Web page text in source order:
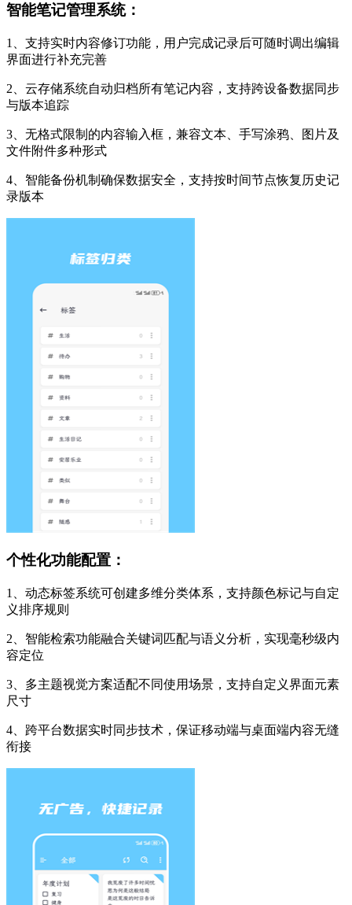
智能笔记管理系统：
1、支持实时内容修订功能，用户完成记录后可随时调出编辑
界面进行补充完善
2、云存储系统自动归档所有笔记内容，支持跨设备数据同步
与版本追踪
3、无格式限制的内容输入框，兼容文本、手写涂鸦、图片及
文件附件多种形式
4、智能备份机制确保数据安全，支持按时间节点恢复历史记
录版本
个性化功能配置：
1、动态标签系统可创建多维分类体系，支持颜色标记与自定
义排序规则
2、智能检索功能融合关键词匹配与语义分析，实现毫秒级内
容定位
3、多主题视觉方案适配不同使用场景，支持自定义界面元素
尺寸
4、跨平台数据实时同步技术，保证移动端与桌面端内容无缝
衔接